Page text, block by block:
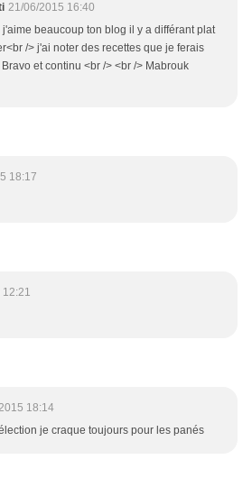
21/06/2015 16:40
beaucoup ton blog il y a différant plat
/> j'ai noter des recettes que je ferais
et continu <br /> <br /> Mabrouk
18:17
18:14
je craque toujours pour les panés